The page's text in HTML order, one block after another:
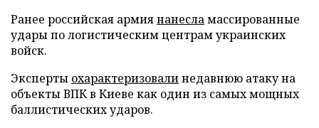
Ранее российская армиянанесламассированные
удары по логистическим центрам украинских
войск.
Эксперты охарактеризовалинедавнюю атаку на
объекты ВПК в Киеве как один из самых мощных
баллистических ударов.